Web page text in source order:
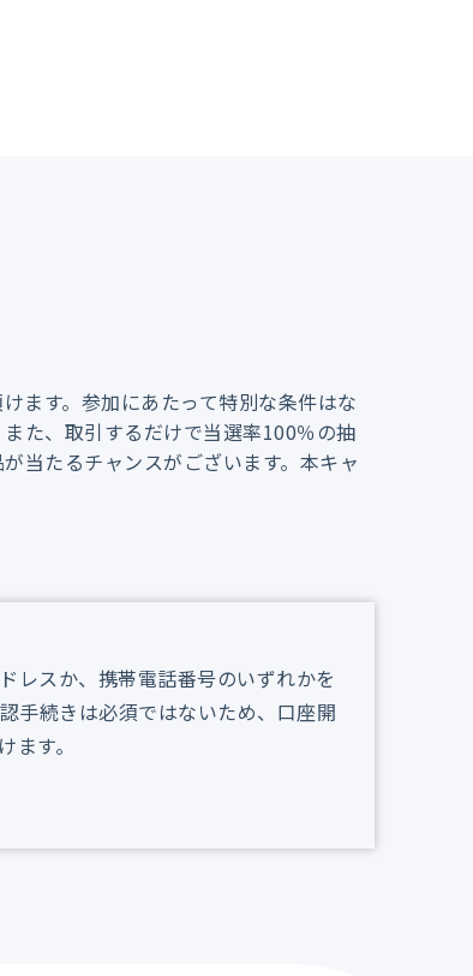
ます。参加にあたって特別な条件はな
た、取引するだけで当選率100％の抽
当たるチャンスがございます。本キャ
レスか、携帯電話番号のいずれかを
手続きは必須ではないため、口座開
す。